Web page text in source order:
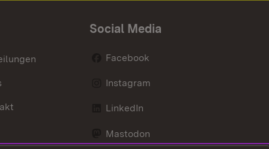
Social Media
Facebook
Instagram
LinkedIn
Mastodon